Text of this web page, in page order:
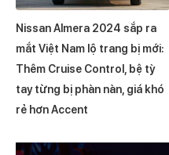
Nissan Almera 2024 sắp ra
mắt Việt Nam lộ trang bị mới:
Thêm Cruise Control, bệ tỳ
tay từng bị phàn nàn, giá khó
rẻ hơn Accent